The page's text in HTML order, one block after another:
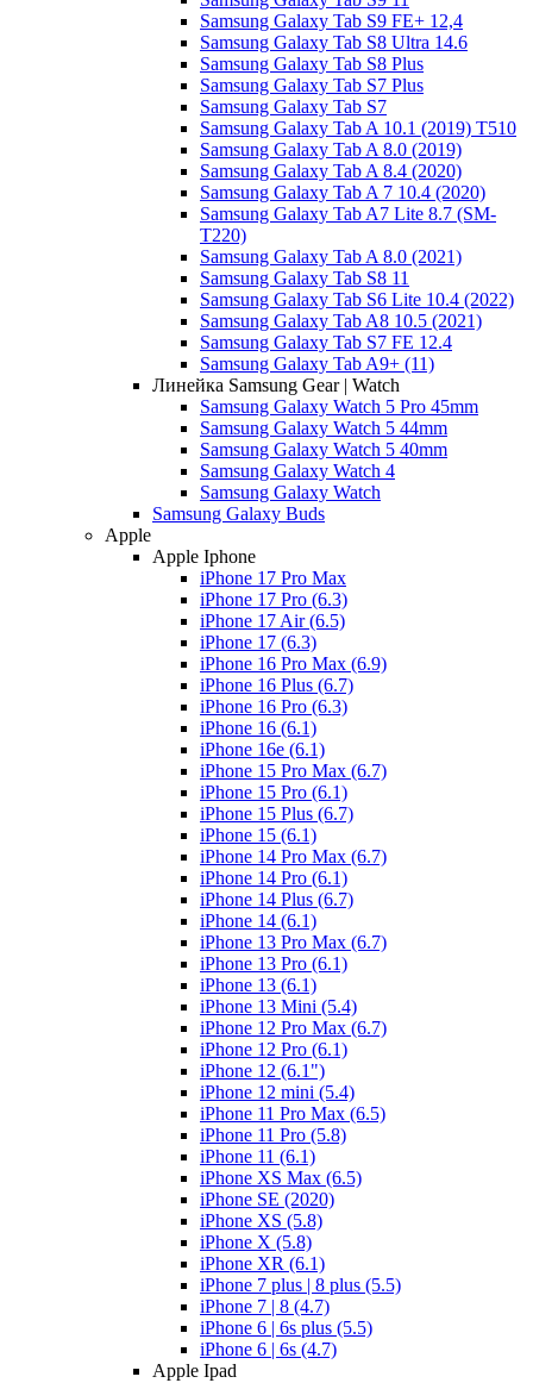
Samsung Galaxy Tab S9 FE+ 12,4
Samsung Galaxy Tab S8 Ultra 14.6
Samsung Galaxy Tab S8 Plus
Samsung Galaxy Tab S7 Plus
Samsung Galaxy Tab S7
Samsung Galaxy Tab A 10.1 (2019) T510
Samsung Galaxy Tab A 8.0 (2019)
Samsung Galaxy Tab A 8.4 (2020)
Samsung Galaxy Tab A 7 10.4 (2020)
Samsung Galaxy Tab A7 Lite 8.7 (SM-
T220)
Samsung Galaxy Tab A 8.0 (2021)
Samsung Galaxy Tab S8 11
Samsung Galaxy Tab S6 Lite 10.4 (2022)
Samsung Galaxy Tab A8 10.5 (2021)
Samsung Galaxy Tab S7 FE 12.4
Samsung Galaxy Tab A9+ (11)
Линейка Samsung Gear | Watch
Samsung Galaxy Watch 5 Pro 45mm
Samsung Galaxy Watch 5 44mm
Samsung Galaxy Watch 5 40mm
Samsung Galaxy Watch 4
Samsung Galaxy Watch
Samsung Galaxy Buds
Apple
Apple Iphone
iPhone 17 Pro Max
iPhone 17 Pro (6.3)
iPhone 17 Air (6.5)
iPhone 17 (6.3)
iPhone 16 Pro Max (6.9)
iPhone 16 Plus (6.7)
iPhone 16 Pro (6.3)
iPhone 16 (6.1)
iPhone 16e (6.1)
iPhone 15 Pro Max (6.7)
iPhone 15 Pro (6.1)
iPhone 15 Plus (6.7)
iPhone 15 (6.1)
iPhone 14 Pro Max (6.7)
iPhone 14 Pro (6.1)
iPhone 14 Plus (6.7)
iPhone 14 (6.1)
iPhone 13 Pro Max (6.7)
iPhone 13 Pro (6.1)
iPhone 13 (6.1)
iPhone 13 Mini (5.4)
iPhone 12 Pro Max (6.7)
iPhone 12 Pro (6.1)
iPhone 12 (6.1")
iPhone 12 mini (5.4)
iPhone 11 Pro Max (6.5)
iPhone 11 Pro (5.8)
iPhone 11 (6.1)
iPhone XS Max (6.5)
iPhone SE (2020)
iPhone XS (5.8)
iPhone X (5.8)
iPhone XR (6.1)
iPhone 7 plus | 8 plus (5.5)
iPhone 7 | 8 (4.7)
iPhone 6 | 6s plus (5.5)
iPhone 6 | 6s (4.7)
Apple Ipad